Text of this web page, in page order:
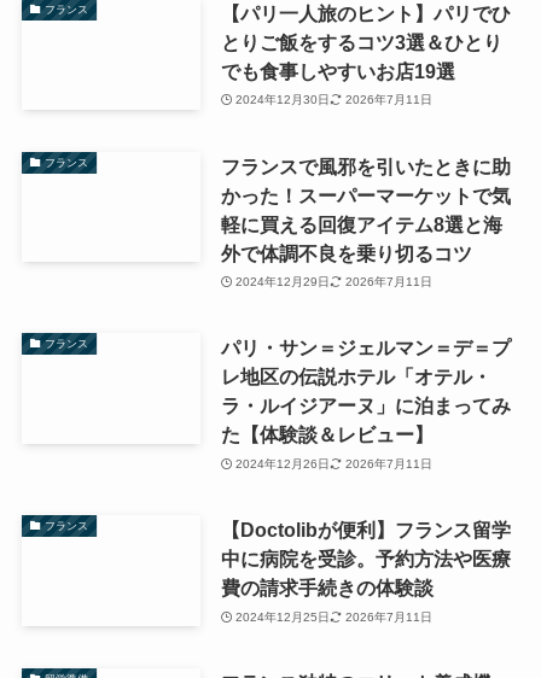
フランス
【パリ一人旅のヒント】パリでひ
とりご飯をするコツ3選＆ひとり
でも食事しやすいお店19選
2024年12月30日 2026年7月11日
フランス
フランスで風邪を引いたときに助
かった！スーパーマーケットで気
軽に買える回復アイテム8選と海
外で体調不良を乗り切るコツ
2024年12月29日 2026年7月11日
フランス
パリ・サン＝ジェルマン＝デ＝プ
レ地区の伝説ホテル「オテル・
ラ・ルイジアーヌ」に泊まってみ
た【体験談＆レビュー】
2024年12月26日 2026年7月11日
フランス
【Doctolibが便利】フランス留学
中に病院を受診。予約方法や医療
費の請求手続きの体験談
2024年12月25日 2026年7月11日